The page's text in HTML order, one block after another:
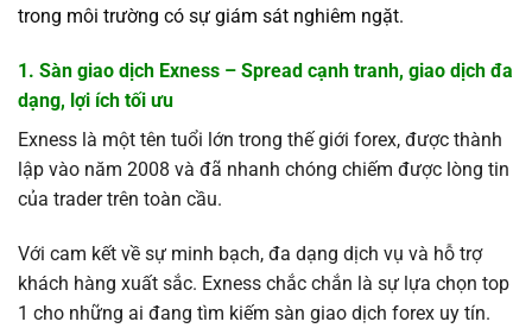
trong môi trường có sự giám sát nghiêm ngặt.
1. Sàn giao dịch Exness – Spread cạnh tranh, giao dịch đa
dạng, lợi ích tối ưu
Exness là một tên tuổi lớn trong thế giới forex, được thành
lập vào năm 2008 và đã nhanh chóng chiếm được lòng tin
của trader trên toàn cầu.
Với cam kết về sự minh bạch, đa dạng dịch vụ và hỗ trợ
khách hàng xuất sắc. Exness chắc chắn là sự lựa chọn top
1 cho những ai đang tìm kiếm sàn giao dịch forex uy tín.